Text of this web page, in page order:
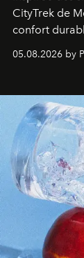
CityTrek de
confort
05.08.2026 by